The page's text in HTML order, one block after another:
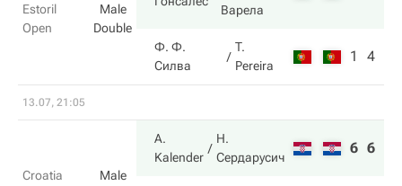
Estoril
Open
Male
Double
Варела
Ф. Ф.
Силва
T.
Pereira
1 4
13.07, 21:05
Croatia
Male
A.
Kalender
Н.
Сердарусич
6 6